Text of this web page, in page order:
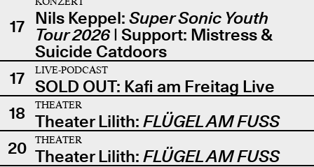
17 Nils Keppel: Super Sonic Youth
Tour 2026| Support: Mistress &
Suicide Catdoors
17
LIVE-PODCAST
SOLD OUT: Kafi am Freitag Live
18
THEATER
Theater Lilith: FLÜGEL AM FUSS
20
THEATER
Theater Lilith: FLÜGEL AM FUSS